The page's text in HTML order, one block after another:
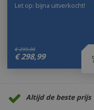
€ 299,00
€298,99
Let op: bijna uitverkocht!
Altijd de beste prijs